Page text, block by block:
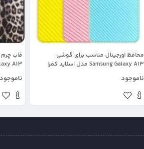
محافظ اورجینال مناسب برای گوشی
Samsung Galaxy A13 مدل اسلاید کمرا
ناموجود
A13
ناموجود